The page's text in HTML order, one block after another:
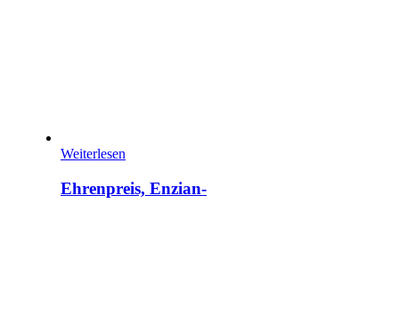
Weiterlesen
Ehrenpreis, Enzian-